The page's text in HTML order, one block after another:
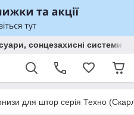
сонцезахисні
для штор серія Техно